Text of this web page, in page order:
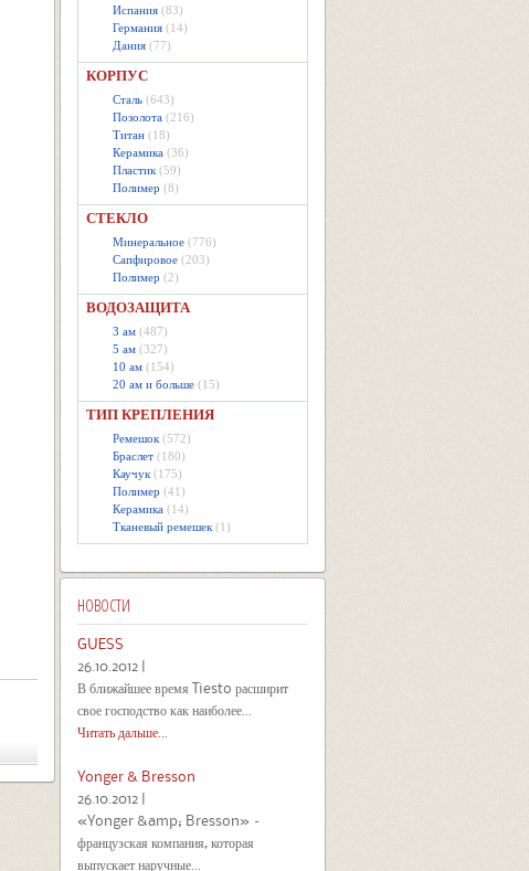
Испания (83)
Германия (14)
Дания (77)
КОРПУС
Сталь (643)
Позолота (216)
Титан (18)
Керамика (36)
Пластик (59)
Полимер (8)
СТЕКЛО
Минеральное (776)
Сапфировое (203)
Полимер (2)
ВОДОЗАЩИТА
3 ам (487)
5 ам (327)
10 ам (154)
20 ам и больше (15)
ТИП КРЕПЛЕНИЯ
Ремешок (572)
Браслет (180)
Каучук (175)
Полимер (41)
Керамика (14)
Тканевый ремешек (1)
НОВОСТИ
GUESS
26.10.2012 |
В ближайшее время Tiesto расширит
свое господство как наиболее...
Читать дальше...
Yonger & Bresson
26.10.2012 |
«Yonger &amp; Bresson» –
французская компания, которая
выпускает наручные...